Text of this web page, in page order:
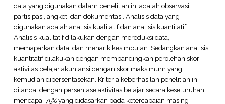
data yang digunakan dalam penelitian ini adalah observasi
partisipasi, angket, dan dokumentasi. Analisis data yang
digunakan adalah analisis kualitatif dan analisis kuantitatif.
Analisis kualitatif dilakukan dengan mereduksi data,
memaparkan data, dan menarik kesimpulan. Sedangkan analisis
kuantitatif dilakukan dengan membandingkan perolehan skor
aktivitas belajar akuntansi dengan skor maksimum yang
kemudian dipersentasekan. Kriteria keberhasilan penelitian ini
ditandai dengan persentase aktivitas belajar secara keseluruhan
mencapai 75% yang didasarkan pada ketercapaian masing-